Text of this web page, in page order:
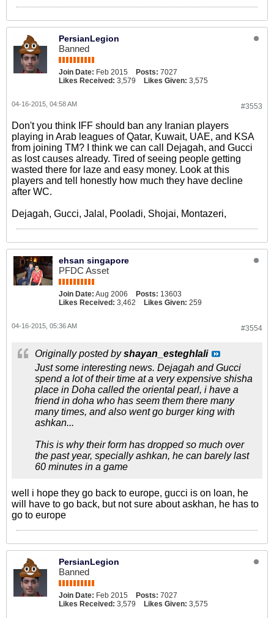
PersianLegion
Banned
Join Date: Feb 2015 Posts: 7027
Likes Received: 3,579 Likes Given: 3,575
#3553
04-16-2015, 04:58 AM
Don't you think IFF should ban any Iranian players
playing in Arab leagues of Qatar, Kuwait, UAE, and KSA
from joining TM? I think we can call Dejagah, and Gucci
as lost causes already. Tired of seeing people getting
wasted there for laze and easy money. Look at this
players and tell honestly how much they have decline
after WC.
Dejagah, Gucci, Jalal, Pooladi, Shojai, Montazeri,
ehsan singapore
PFDC Asset
Join Date: Aug 2006 Posts: 13603
Likes Received: 3,462 Likes Given: 259
#3554
04-16-2015, 05:36 AM
Originally posted byshayan_esteghlali
Just some interesting news. Dejagah and Gucci
spend a lot of their time at a very expensive shisha
place in Doha called the oriental pearl, i have a
friend in doha who has seem them there many
many times, and also went go burger king with
ashkan...
This is why their form has dropped so much over
the past year, specially ashkan, he can barely last
60 minutes in a game
well i hope they go back to europe, gucci is on loan, he
will have to go back, but not sure about askhan, he has to
go to europe
PersianLegion
Banned
Join Date: Feb 2015 Posts: 7027
Likes Received: 3,579 Likes Given: 3,575